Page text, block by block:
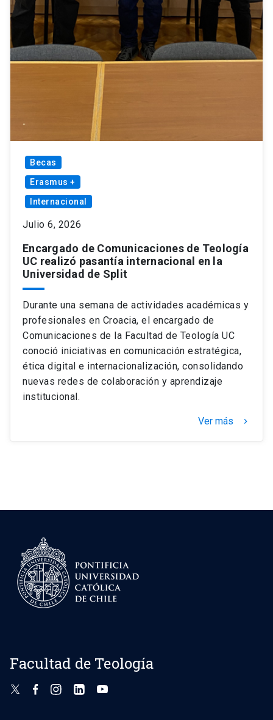
Becas
Erasmus +
Internacional
Julio 6, 2026
Encargado de Comunicaciones de Teología
UC realizó pasantía internacional en la
Universidad de Split
Durante una semana de actividades académicas y
profesionales en Croacia, el encargado de
Comunicaciones de la Facultad de Teología UC
conoció iniciativas en comunicación estratégica,
ética digital e internacionalización, consolidando
nuevas redes de colaboración y aprendizaje
institucional.
Ver más keyboard_arrow_right
Facultad de Teología